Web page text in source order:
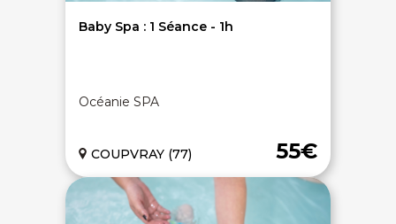
Baby Spa : 1 Séance - 1h
Océanie SPA
55€
COUPVRAY (77)
On discute ?
SERVICE CLIENTS LeBienEtre.fr
Notre service client est ouvert du lundi au vendredi
de 9h à 12h30 et de 14h à 18h
DEVENIR PARTENAIRE